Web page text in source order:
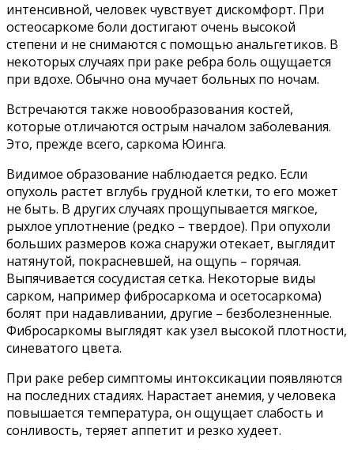
интенсивной, человек чувствует дискомфорт. При
остеосаркоме боли достигают очень высокой
степени и не снимаются с помощью анальгетиков. В
некоторых случаях при раке ребра боль ощущается
при вдохе. Обычно она мучает больных по ночам.
Встречаются также новообразования костей,
которые отличаются острым началом заболевания.
Это, прежде всего, саркома Юинга.
Видимое образование наблюдается редко. Если
опухоль растет вглубь грудной клетки, то его может
не быть. В других случаях прощупывается мягкое,
рыхлое уплотнение (редко – твердое). При опухоли
больших размеров кожа снаружи отекает, выглядит
натянутой, покрасневшей, на ощупь – горячая.
Выпячивается сосудистая сетка. Некоторые виды
сарком, например фибросаркома и осетосаркома)
болят при надавливании, другие – безболезненные.
Фибросаркомы выглядят как узел высокой плотности,
синеватого цвета.
При раке ребер симптомы интоксикации появляются
на последних стадиях. Нарастает анемия, у человека
повышается температура, он ощущает слабость и
сонливость, теряет аппетит и резко худеет.